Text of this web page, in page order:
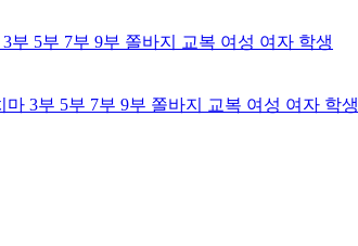
3부 5부 7부 9부 쫄바지 교복 여성 여자 학생